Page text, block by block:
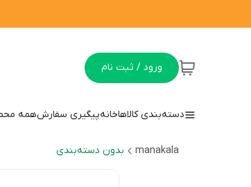
ورود / ثبت نام
دسته‌بندی کالاهاخانهپیگیری سفارشهمه
manakala بدون دسته‌بندی